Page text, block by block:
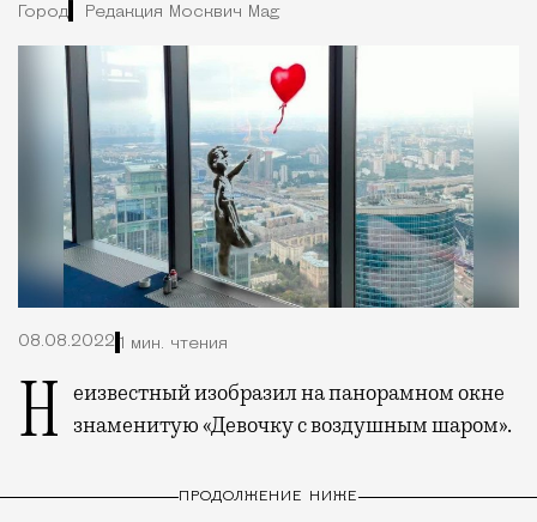
Город Редакция Москвич Mag
08.08.2022 1 мин. чтения
Неизвестный изобразил на панорамном окне знаменитую «Девочку с воздушным шаром».
ПРОДОЛЖЕНИЕ НИЖЕ